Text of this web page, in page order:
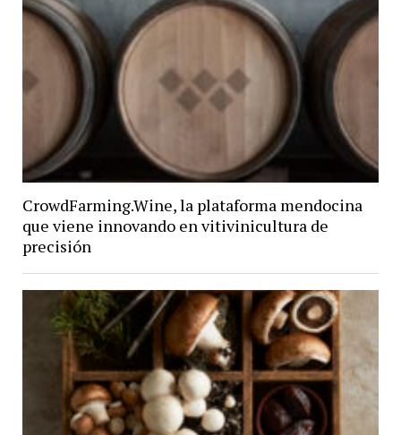
CrowdFarming.Wine, la plataforma mendocina
que viene innovando en vitivinicultura de
precisión